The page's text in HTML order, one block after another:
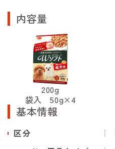
内容量
200g
袋入 50g×4
基本情報
区分